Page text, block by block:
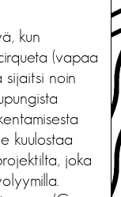
kun
(vapaa
sijaitsi noin
kuulostaa
joka